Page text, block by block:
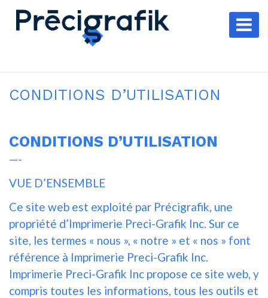
CONDITIONS D’UTILISATION
CONDITIONS D’UTILISATION
—-
VUE D’ENSEMBLE
Ce site web est exploité par Précigrafik, une
propriété d’Imprimerie Preci-Grafik Inc. Sur ce
site, les termes « nous », « notre » et « nos » font
référence à Imprimerie Preci-Grafik Inc.
Imprimerie Preci-Grafik Inc propose ce site web, y
compris toutes les informations, tous les outils et